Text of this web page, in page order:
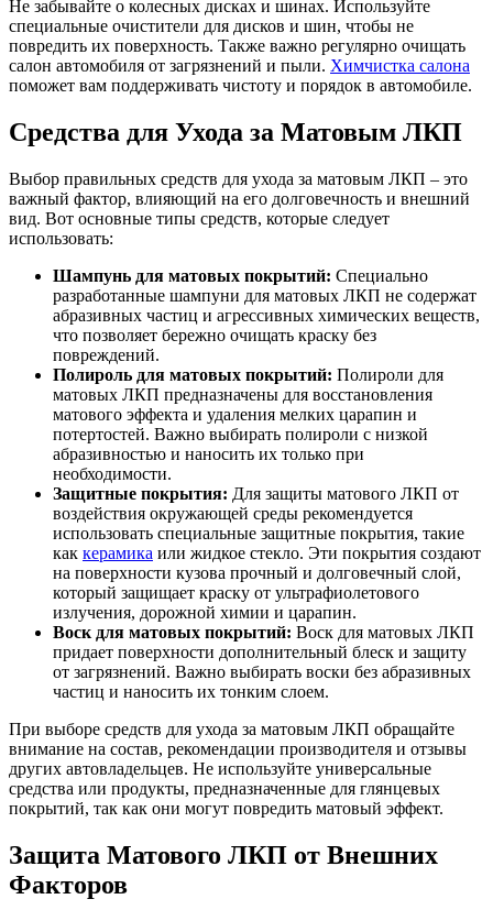
Не забывайте о колесных дисках и шинах. Используйте
специальные очистители для дисков и шин, чтобы не
повредить их поверхность. Также важно регулярно очищать
салон автомобиля от загрязнений и пыли. Химчистка салона
поможет вам поддерживать чистоту и порядок в автомобиле.
Средства для Ухода за Матовым ЛКП
Выбор правильных средств для ухода за матовым ЛКП – это
важный фактор, влияющий на его долговечность и внешний
вид. Вот основные типы средств, которые следует
использовать:
Шампунь для матовых покрытий: Специально
разработанные шампуни для матовых ЛКП не содержат
абразивных частиц и агрессивных химических веществ,
что позволяет бережно очищать краску без
повреждений.
Полироль для матовых покрытий: Полироли для
матовых ЛКП предназначены для восстановления
матового эффекта и удаления мелких царапин и
потертостей. Важно выбирать полироли с низкой
абразивностью и наносить их только при
необходимости.
Защитные покрытия: Для защиты матового ЛКП от
воздействия окружающей среды рекомендуется
использовать специальные защитные покрытия, такие
как керамика или жидкое стекло. Эти покрытия создают
на поверхности кузова прочный и долговечный слой,
который защищает краску от ультрафиолетового
излучения, дорожной химии и царапин.
Воск для матовых покрытий: Воск для матовых ЛКП
придает поверхности дополнительный блеск и защиту
от загрязнений. Важно выбирать воски без абразивных
частиц и наносить их тонким слоем.
При выборе средств для ухода за матовым ЛКП обращайте
внимание на состав, рекомендации производителя и отзывы
других автовладельцев. Не используйте универсальные
средства или продукты, предназначенные для глянцевых
покрытий, так как они могут повредить матовый эффект.
Защита Матового ЛКП от Внешних
Факторов